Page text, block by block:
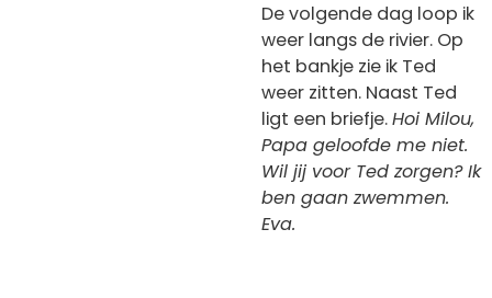
De volgende dag loop ik
weer langs de rivier. Op
het bankje zie ik Ted
weer zitten. Naast Ted
ligt een briefje.Hoi Milou,
Papa geloofde me niet.
Wil jij voor Ted zorgen? Ik
ben gaan zwemmen.
Eva.